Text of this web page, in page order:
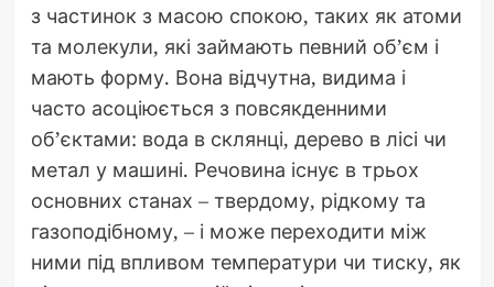
з частинок з масою спокою, таких як атоми
та молекули, які займають певний об’єм і
мають форму. Вона відчутна, видима і
часто асоціюється з повсякденними
об’єктами: вода в склянці, дерево в лісі чи
метал у машині. Речовина існує в трьох
основних станах – твердому, рідкому та
газоподібному, – і може переходити між
ними під впливом температури чи тиску, як